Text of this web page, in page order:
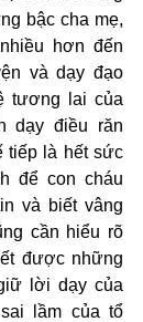
bậc cha mẹ,
hơn đến
và dạy đạo
tương lai của
dạy điều răn
tiếp là hết sức
để con cháu
và biết vâng
cần hiểu rõ
được những
lời dạy của
lầm của tổ